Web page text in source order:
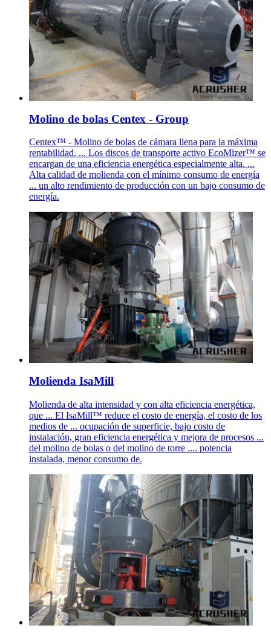
Molino de bolas Centex - Group
Centex™ - Molino de bolas de cámara llena para la máxima
rentabilidad. ... Los discos de transporte activo EcoMizer™ se
encargan de una eficiencia energética especialmente alta. ...
Alta calidad de molienda con el mínimo consumo de energía
... un alto rendimiento de producción con un bajo consumo de
energía.
Molienda IsaMill
Molienda de alta intensidad y con alta eficiencia energética,
que ... El IsaMill™ reduce el costo de energía, el costo de los
medios de ... ocupación de superficie, bajo costo de
instalación, gran eficiencia energética y mejora de procesos ...
del molino de bolas o del molino de torre .... potencia
instalada, menor consumo de.